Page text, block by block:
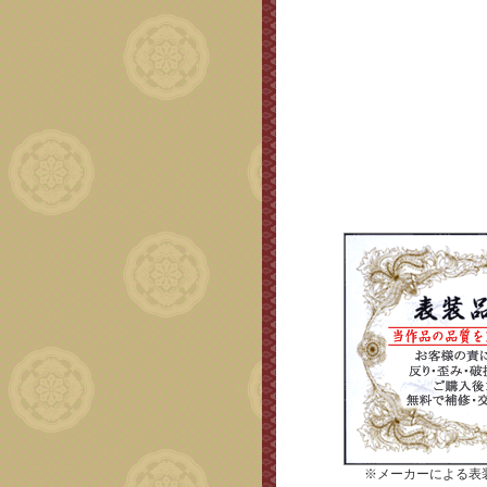
※メーカーによる表